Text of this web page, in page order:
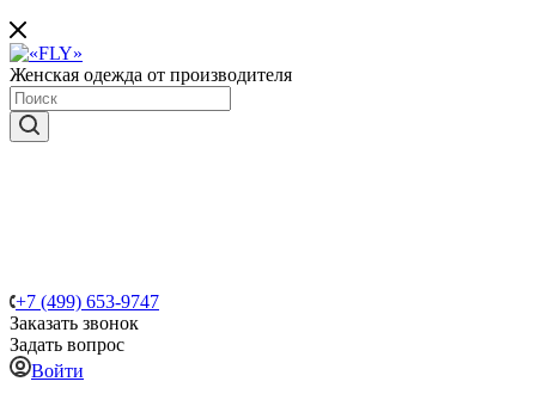
Женская одежда от производителя
+7 (499) 653-9747
Заказать звонок
Задать вопрос
Войти